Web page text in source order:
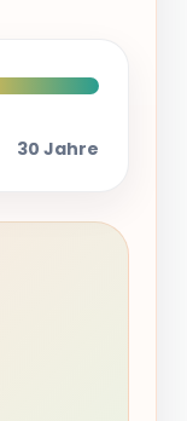
30 Jahre